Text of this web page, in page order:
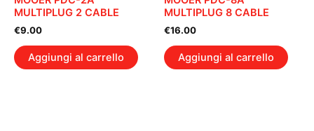
MULTIPLUG 2 CABLE
€9.00
Aggiungi al carrello
MULTIPLUG 8 CABLE
€16.00
Aggiungi al carrello